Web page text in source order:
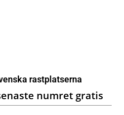
rastplatserna
numret gratis